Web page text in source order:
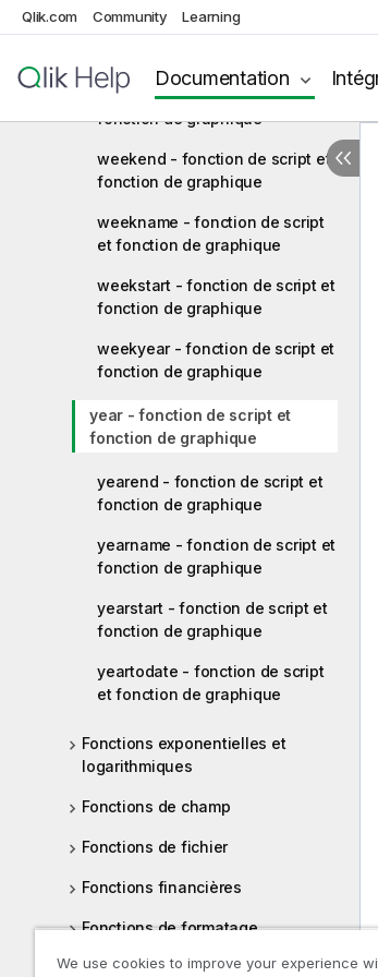
Qlik.com Community Learning
Documentation
week - fonction de script et
weekday - fonction de script et
fonction de graphique
weekend - fonction de script et
fonction de graphique
weekname - fonction de script
et fonction de graphique
weekstart - fonction de script et
fonction de graphique
weekyear - fonction de script et
fonction de graphique
year - fonction de script et
fonction de graphique
yearend - fonction de script et
fonction de graphique
yearname - fonction de script et
fonction de graphique
yearstart - fonction de script et
fonction de graphique
yeartodate - fonction de script
et fonction de graphique
Fonctions exponentielles et
logarithmiques
Fonctions de champ
Fonctions de fichier
Fonctions financières
Fonctions de formatage
Fonctions numériques générales
We use cookies to improve your experience